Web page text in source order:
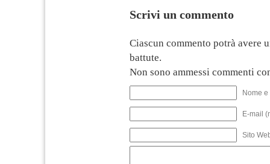
Scrivi un commento
Ciascun commento potrà avere
battute.
Non sono ammessi commenti
Nome
E-mail
Sito